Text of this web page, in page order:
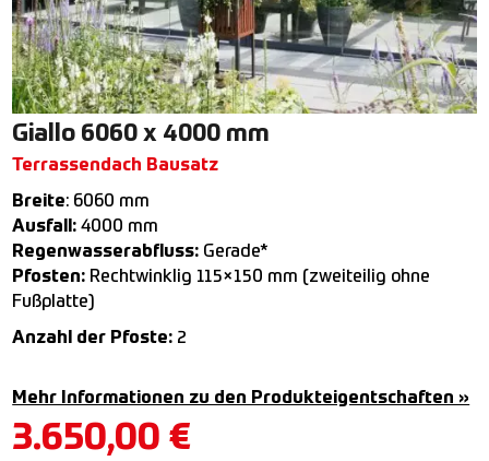
Giallo 6060 x 4000 mm
Terrassendach Bausatz
Breite: 6060 mm
Ausfall: 4000 mm
Regenwasserabfluss: Gerade*
Pfosten: Rechtwinklig 115×150 mm (zweiteilig ohne
Fußplatte)
Anzahl der Pfoste: 2
Mehr Informationen zu den Produkteigentschaften »
3.650,00 €